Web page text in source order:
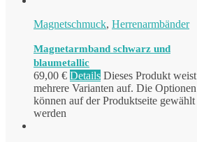
Magnetschmuck, Herrenarmbänder
Magnetarmband schwarz und
blaumetallic
69,00 € Details Dieses Produkt weist
mehrere Varianten auf. Die Optionen
können auf der Produktseite gewählt
werden